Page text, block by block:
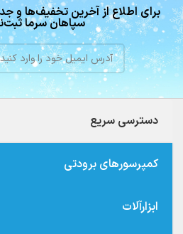
برای اطلاع از آخرین تخفیف‌ها و
سپاهان سرما
دسترسی سریع
کمپرسورهای برودتی
ابزارآلات